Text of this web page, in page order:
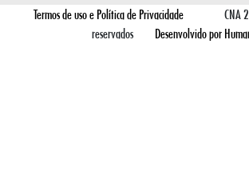
Termos de uso e Política de Privacidade
CNA
reservados
Desenvolvido por